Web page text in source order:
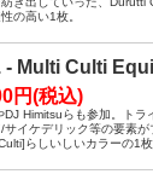
の高い1枚。
- Multi Culti
円(税込)
DJ Himitsuらも参加。トラ
サイケデリック等の要素が
らしいしいカラーの1